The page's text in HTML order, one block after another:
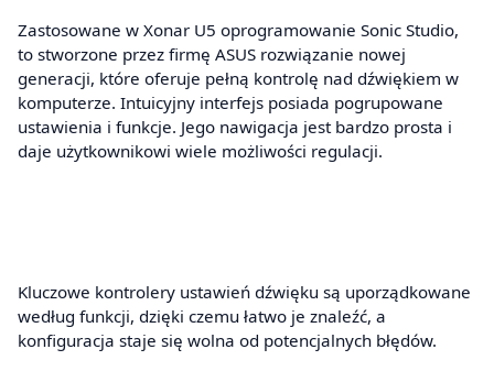
Zastosowane w Xonar U5 oprogramowanie Sonic Studio,
to stworzone przez firmę ASUS rozwiązanie nowej
generacji, które oferuje pełną kontrolę nad dźwiękiem w
komputerze. Intuicyjny interfejs posiada pogrupowane
ustawienia i funkcje. Jego nawigacja jest bardzo prosta i
daje użytkownikowi wiele możliwości regulacji.
Kluczowe kontrolery ustawień dźwięku są uporządkowane
według funkcji, dzięki czemu łatwo je znaleźć, a
konfiguracja staje się wolna od potencjalnych błędów.